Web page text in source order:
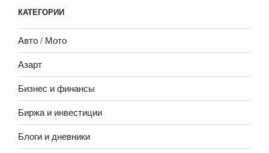
КАТЕГОРИИ
Авто / Мото
Азарт
Бизнес и финансы
Биржа и инвестиции
Блоги и дневники